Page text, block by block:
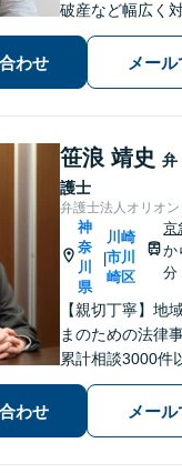
破産など幅広く
とは一切しませ
話ください【労
請求について裁
わせ メー
笹浪 靖史 弁
護士
弁護士法人オリオ
神
奈
川
県
|
川崎
市川
崎区
京
か
分
【親切丁寧】地
まのための法律
累計相談3000件
オンもお任せ！
額の無料診断サ
何度でも無料で
わせ メー